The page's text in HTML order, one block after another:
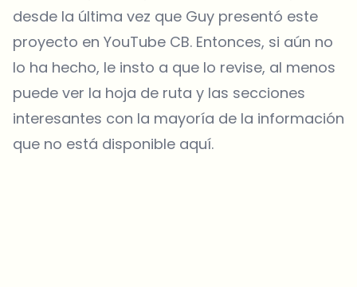
desde la última vez que Guy presentó este
proyecto en YouTube CB. Entonces, si aún no
lo ha hecho, le insto a que lo revise, al menos
puede ver la hoja de ruta y las secciones
interesantes con la mayoría de la información
que no está disponible aquí.